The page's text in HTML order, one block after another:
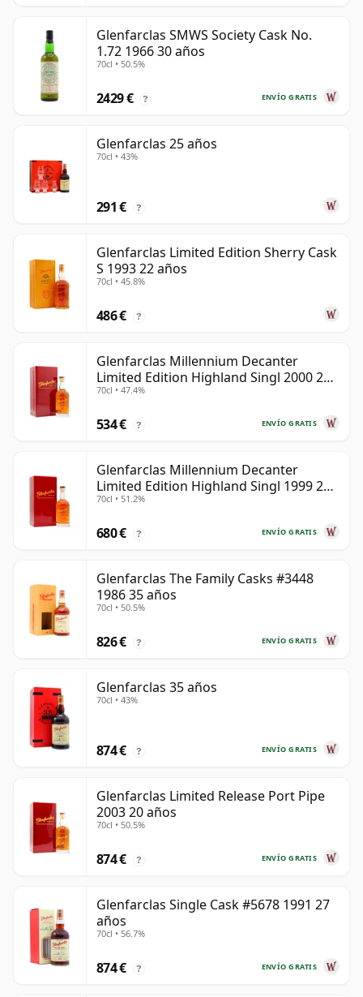
Glenfarclas SMWS Society Cask No.
1.72 1966 30 años
70cl • 50.5%
ENVÍO GRATIS
2429 € ?
Glenfarclas 25 años
70cl • 43%
291 € ?
Glenfarclas Limited Edition Sherry Cask
S 1993 22 años
70cl • 45.8%
486 € ?
Glenfarclas Millennium Decanter
Limited Edition Highland Singl 2000 24
años
70cl • 47.4%
ENVÍO GRATIS
534 € ?
Glenfarclas Millennium Decanter
Limited Edition Highland Singl 1999 25
años
70cl • 51.2%
ENVÍO GRATIS
680 € ?
Glenfarclas The Family Casks #3448
1986 35 años
70cl • 50.5%
ENVÍO GRATIS
826 € ?
Glenfarclas 35 años
70cl • 43%
ENVÍO GRATIS
874 € ?
Glenfarclas Limited Release Port Pipe
2003 20 años
70cl • 50.5%
ENVÍO GRATIS
874 € ?
Glenfarclas Single Cask #5678 1991 27
años
70cl • 56.7%
ENVÍO GRATIS
874 € ?